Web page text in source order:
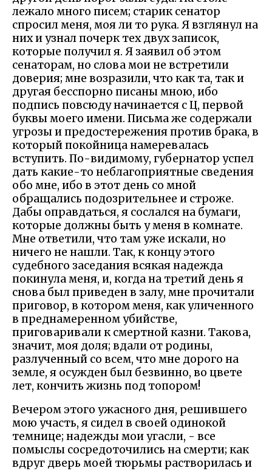
лежало много писем; старик сенатор
спросил меня, моя ли то рука. Я взглянул на
них и узнал почерк тех двух записок,
которые получил я. Я заявил об этом
сенаторам, но слова мои не встретили
доверия; мне возразили, что как та, так и
другая бесспорно писаны мною, ибо
подпись повсюду начинается с Ц, первой
буквы моего имени. Письма же содержали
угрозы и предостережения против брака, в
который покойница намеревалась
вступить. По-видимому, губернатор успел
дать какие-то неблагоприятные сведения
обо мне, ибо в этот день со мной
обращались подозрительнее и строже.
Дабы оправдаться, я сослался на бумаги,
которые должны быть у меня в комнате.
Мне ответили, что там уже искали, но
ничего не нашли. Так, к концу этого
судебного заседания всякая надежда
покинула меня, и, когда на третий день я
снова был приведен в залу, мне прочитали
приговор, в котором меня, как уличенного
в преднамеренном убийстве,
приговаривали к смертной казни. Такова,
значит, моя доля; вдали от родины,
разлученный со всем, что мне дорого на
земле, я осужден был безвинно, во цвете
лет, кончить жизнь под топором!
Вечером этого ужасного дня, решившего
мою участь, я сидел в своей одинокой
темнице; надежды мои угасли, - все
помыслы сосредоточились на смерти; как
вдруг дверь моей тюрьмы растворилась и